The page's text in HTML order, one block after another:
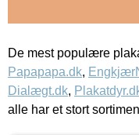
De mest populære
Papapapa.dk,
Dialægt.dk,
alle har et stort